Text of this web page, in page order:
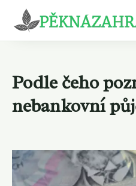
Podle čeho
nebankovní